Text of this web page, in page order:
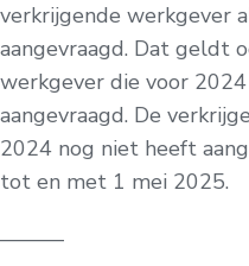
verkrijgende werkgever
aangevraagd. Dat geldt
werkgever die voor
aangevraagd. De
2024 nog niet heeft
tot en met 1 mei 2025.
———